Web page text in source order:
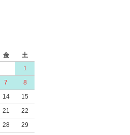
金
土
1
7
8
14
15
21
22
28
29